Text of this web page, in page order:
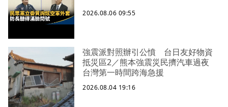
2026.08.06 09:55
強震派對照辦引公憤 台日友好物資
抵災區2／熊本強震災民擠汽車過夜
台灣第一時間跨海急援
2026.08.04 19:16